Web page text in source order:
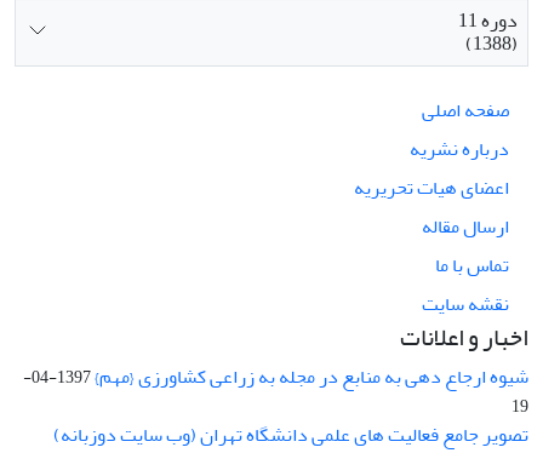
دوره 11
(1388)
صفحه اصلی
درباره نشریه
اعضای هیات تحریریه
ارسال مقاله
تماس با ما
نقشه سایت
اخبار و اعلانات
شیوه ارجاع دهی به منابع در مجله به زراعی کشاورزی {مهم}
1397-04-
19
تصویر جامع فعالیت های علمی دانشگاه تهران (وب سایت دوزبانه)